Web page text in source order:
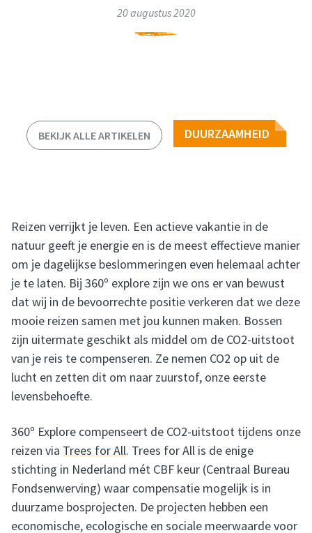
20 augustus 2020
BEKIJK ALLE ARTIKELEN DUURZAAMHEID
Reizen verrijkt je leven. Een actieve vakantie in de
natuur geeft je energie en is de meest effectieve manier
om je dagelijkse beslommeringen even helemaal achter
je te laten. Bij 360º explore zijn we ons er van bewust
dat wij in de bevoorrechte positie verkeren dat we deze
mooie reizen samen met jou kunnen maken. Bossen
zijn uitermate geschikt als middel om de CO2-uitstoot
van je reis te compenseren. Ze nemen CO2 op uit de
lucht en zetten dit om naar zuurstof, onze eerste
levensbehoefte.
360º Explore compenseert de CO2-uitstoot tijdens onze
reizen via Trees for All. Trees for All is de enige
stichting in Nederland mét CBF keur (Centraal Bureau
Fondsenwerving) waar compensatie mogelijk is in
duurzame bosprojecten. De projecten hebben een
economische, ecologische en sociale meerwaarde voor